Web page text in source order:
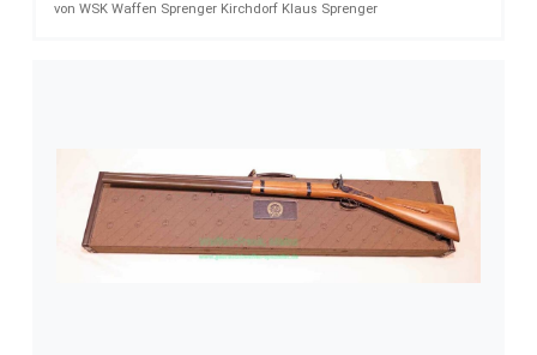
von WSK Waffen Sprenger Kirchdorf Klaus Sprenger